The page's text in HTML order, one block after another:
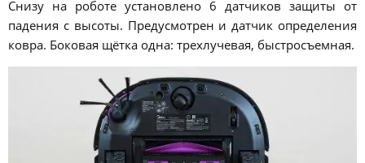
Снизу на роботе установлено 6 датчиков защиты от
падения с высоты. Предусмотрен и датчик определения
ковра. Боковая щётка одна: трехлучевая, быстросъемная.